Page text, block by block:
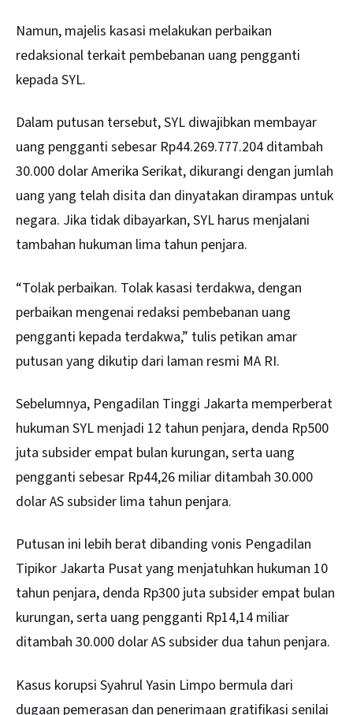
Namun, majelis kasasi melakukan perbaikan
redaksional terkait pembebanan uang pengganti
kepada SYL.
Dalam putusan tersebut, SYL diwajibkan membayar
uang pengganti sebesar Rp44.269.777.204 ditambah
30.000 dolar Amerika Serikat, dikurangi dengan jumlah
uang yang telah disita dan dinyatakan dirampas untuk
negara. Jika tidak dibayarkan, SYL harus menjalani
tambahan hukuman lima tahun penjara.
“Tolak perbaikan. Tolak kasasi terdakwa, dengan
perbaikan mengenai redaksi pembebanan uang
pengganti kepada terdakwa,” tulis petikan amar
putusan yang dikutip dari laman resmi MA RI.
Sebelumnya, Pengadilan Tinggi Jakarta memperberat
hukuman SYL menjadi 12 tahun penjara, denda Rp500
juta subsider empat bulan kurungan, serta uang
pengganti sebesar Rp44,26 miliar ditambah 30.000
dolar AS subsider lima tahun penjara.
Putusan ini lebih berat dibanding vonis Pengadilan
Tipikor Jakarta Pusat yang menjatuhkan hukuman 10
tahun penjara, denda Rp300 juta subsider empat bulan
kurungan, serta uang pengganti Rp14,14 miliar
ditambah 30.000 dolar AS subsider dua tahun penjara.
Kasus korupsi Syahrul Yasin Limpo bermula dari
dugaan pemerasan dan penerimaan gratifikasi senilai